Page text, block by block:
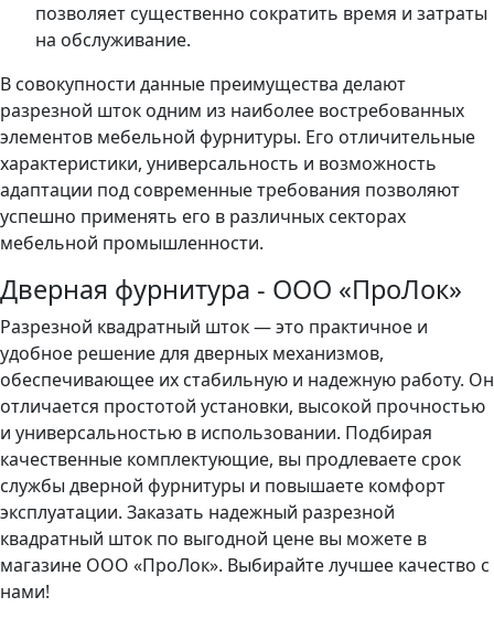
позволяет существенно сократить время и затраты
на обслуживание.
В совокупности данные преимущества делают
разрезной шток одним из наиболее востребованных
элементов мебельной фурнитуры. Его отличительные
характеристики, универсальность и возможность
адаптации под современные требования позволяют
успешно применять его в различных секторах
мебельной промышленности.
Дверная фурнитура - ООО «ПроЛок»
Разрезной квадратный шток — это практичное и
удобное решение для дверных механизмов,
обеспечивающее их стабильную и надежную работу. Он
отличается простотой установки, высокой прочностью
и универсальностью в использовании. Подбирая
качественные комплектующие, вы продлеваете срок
службы дверной фурнитуры и повышаете комфорт
эксплуатации. Заказать надежный разрезной
квадратный шток по выгодной цене вы можете в
магазине ООО «ПроЛок». Выбирайте лучшее качество с
нами!